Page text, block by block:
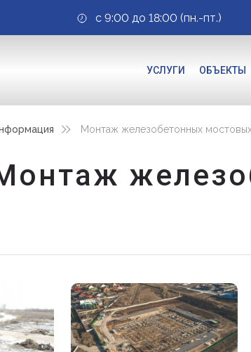
с 9:00 до 18:00 (пн.-пт.)
УСЛУГИ ОБЪЕКТЫ
Монтаж железобетонных